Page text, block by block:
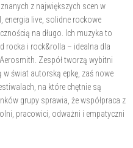
z największych scen w
energia live, solidne rockowe
na długo. Ich muzyka to
rocka i rock&rolla – idealna dla
Zespół tworzą wybitni
w świat autorską epkę, zaś nowe
na które chętnie są
grupy sprawia, że współpraca z
pracowici, odważni i empatyczni